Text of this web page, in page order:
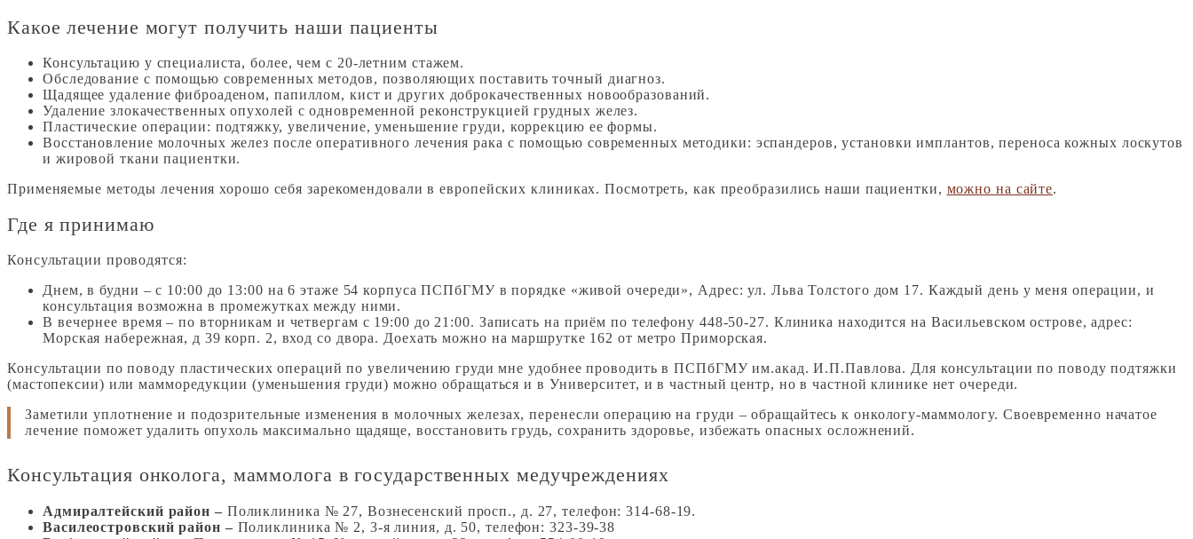
Какое лечение могут получить наши пациенты
Консультацию у специалиста, более, чем с 20-летним стажем.
Обследование с помощью современных методов, позволяющих поставить точный диагноз.
Щадящее удаление фиброаденом, папиллом, кист и других доброкачественных новообразований.
Удаление злокачественных опухолей с одновременной реконструкцией грудных желез.
Пластические операции: подтяжку, увеличение, уменьшение груди, коррекцию ее формы.
Восстановление молочных желез после оперативного лечения рака с помощью современных методики: эспандеров, установки имплантов, переноса кожных лоскутов
и жировой ткани пациентки.
Применяемые методы лечения хорошо себя зарекомендовали в европейских клиниках. Посмотреть, как преобразились наши пациентки, можно на сайте.
Где я принимаю
Консультации проводятся:
Днем, в будни – с 10:00 до 13:00 на 6 этаже 54 корпуса ПСПбГМУ в порядке «живой очереди», Адрес: ул. Льва Толстого дом 17. Каждый день у меня операции, и
консультация возможна в промежутках между ними.
В вечернее время – по вторникам и четвергам с 19:00 до 21:00. Записать на приём по телефону 448-50-27. Клиника находится на Васильевском острове, адрес:
Морская набережная, д 39 корп. 2, вход со двора. Доехать можно на маршрутке 162 от метро Приморская.
Консультации по поводу пластических операций по увеличению груди мне удобнее проводить в ПСПбГМУ им.акад. И.П.Павлова. Для консультации по поводу подтяжки
(мастопексии) или мамморедукции (уменьшения груди) можно обращаться и в Университет, и в частный центр, но в частной клинике нет очереди.
Заметили уплотнение и подозрительные изменения в молочных железах, перенесли операцию на груди – обращайтесь к онкологу-маммологу. Своевременно начатое
лечение поможет удалить опухоль максимально щадяще, восстановить грудь, сохранить здоровье, избежать опасных осложнений.
Консультация онколога, маммолога в государственных медучреждениях
Адмиралтейский район – Поликлиника № 27, Вознесенский просп., д. 27, телефон: 314-68-19.
Василеостровский район – Поликлиника № 2, 3-я линия, д. 50, телефон: 323-39-38